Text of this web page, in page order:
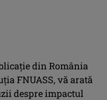
din România
FNUASS, vă arată
despre impactul